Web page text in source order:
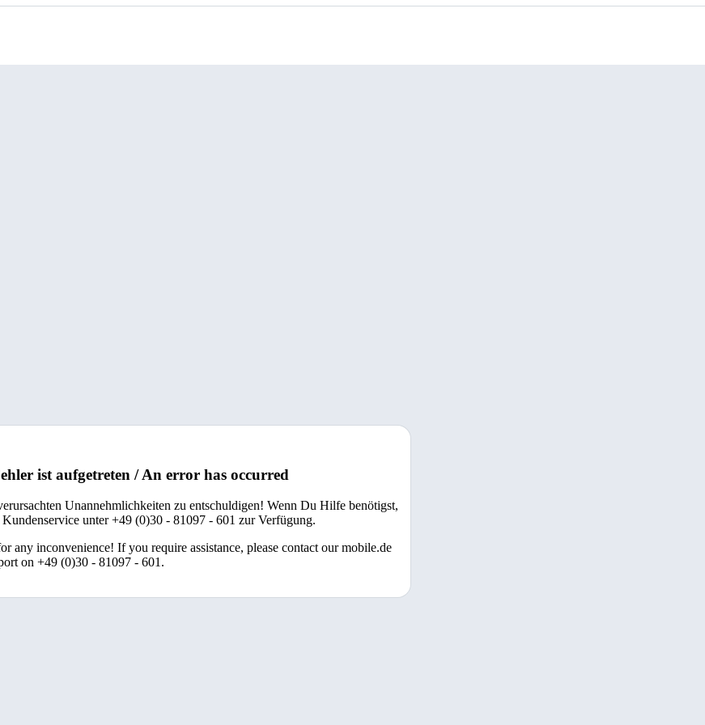
ist aufgetreten / An error has occurred
Unannehmlichkeiten zu entschuldigen! Wenn Du Hilfe benötigst,
unter +49 (0)30 - 81097 - 601 zur Verfügung.
any inconvenience! If you require assistance, please contact our mobile.de
on +49 (0)30 - 81097 - 601.